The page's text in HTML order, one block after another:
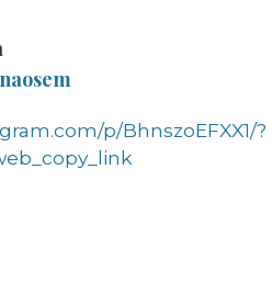
p/BhnszoEFXX1/?